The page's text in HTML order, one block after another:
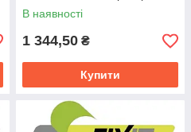
х 25 м) одностороння
В наявності
1 344,50 ₴
Купити